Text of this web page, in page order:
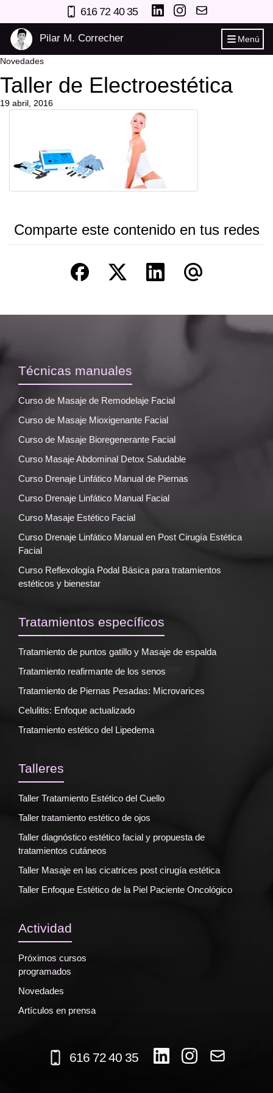
616 72 40 35
Pilar M. Correcher Menú
Novedades
Taller de Electroestética
19 abril, 2016
Comparte este contenido en tus redes
Técnicas manuales
Curso de Masaje de Remodelaje Facial
Curso de Masaje Mioxigenante Facial
Curso de Masaje Bioregenerante Facial
Curso Masaje Abdominal Detox Saludable
Curso Drenaje Linfático Manual de Piernas
Curso Drenaje Linfático Manual Facial
Curso Masaje Estético Facial
Curso Drenaje Linfático Manual en Post Cirugía Estética
Facial
Curso Reflexología Podal Básica para tratamientos
estéticos y bienestar
Tratamientos específicos
Tratamiento de puntos gatillo y Masaje de espalda
Tratamiento reafirmante de los senos
Tratamiento de Piernas Pesadas: Microvarices
Celulitis: Enfoque actualizado
Tratamiento estético del Lipedema
Talleres
Taller Tratamiento Estético del Cuello
Taller tratamiento estético de ojos
Taller diagnóstico estético facial y propuesta de
tratamientos cutáneos
Taller Masaje en las cicatrices post cirugía estética
Taller Enfoque Estético de la Piel Paciente Oncológico
Actividad
Próximos cursos
programados
Novedades
Artículos en prensa
616 72 40 35